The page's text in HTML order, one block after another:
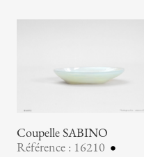
Coupelle SABINO
Référence : 16210